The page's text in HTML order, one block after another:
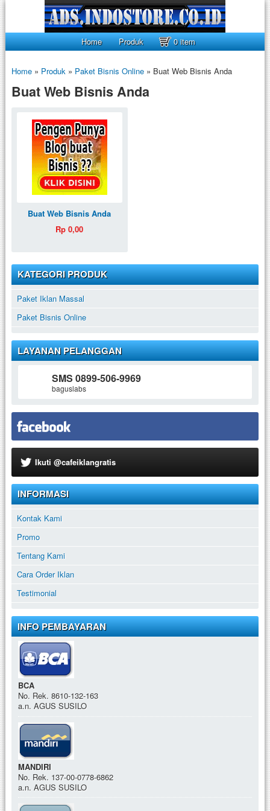
Home Produk 0 item
Home» Produk» Paket Bisnis Online» Buat Web Bisnis Anda
Buat Web Bisnis Anda
Buat Web Bisnis Anda
Rp 0,00
KATEGORI PRODUK
Paket Iklan Massal
Paket Bisnis Online
LAYANAN PELANGGAN
SMS 0899-506-9969
baguslabs
Ikuti @cafeiklangratis
INFORMASI
Kontak Kami
Promo
Tentang Kami
Cara Order Iklan
Testimonial
INFO PEMBAYARAN
BCA
No. Rek. 8610-132-163
a.n. AGUS SUSILO
MANDIRI
No. Rek. 137-00-0778-6862
a.n. AGUS SUSILO